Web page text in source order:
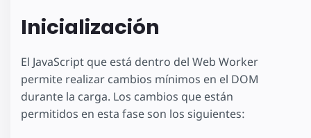
Inicialización
El JavaScript que está dentro del Web Worker
permite realizar cambios mínimos en el DOM
durante la carga. Los cambios que están
permitidos en esta fase son los siguientes: